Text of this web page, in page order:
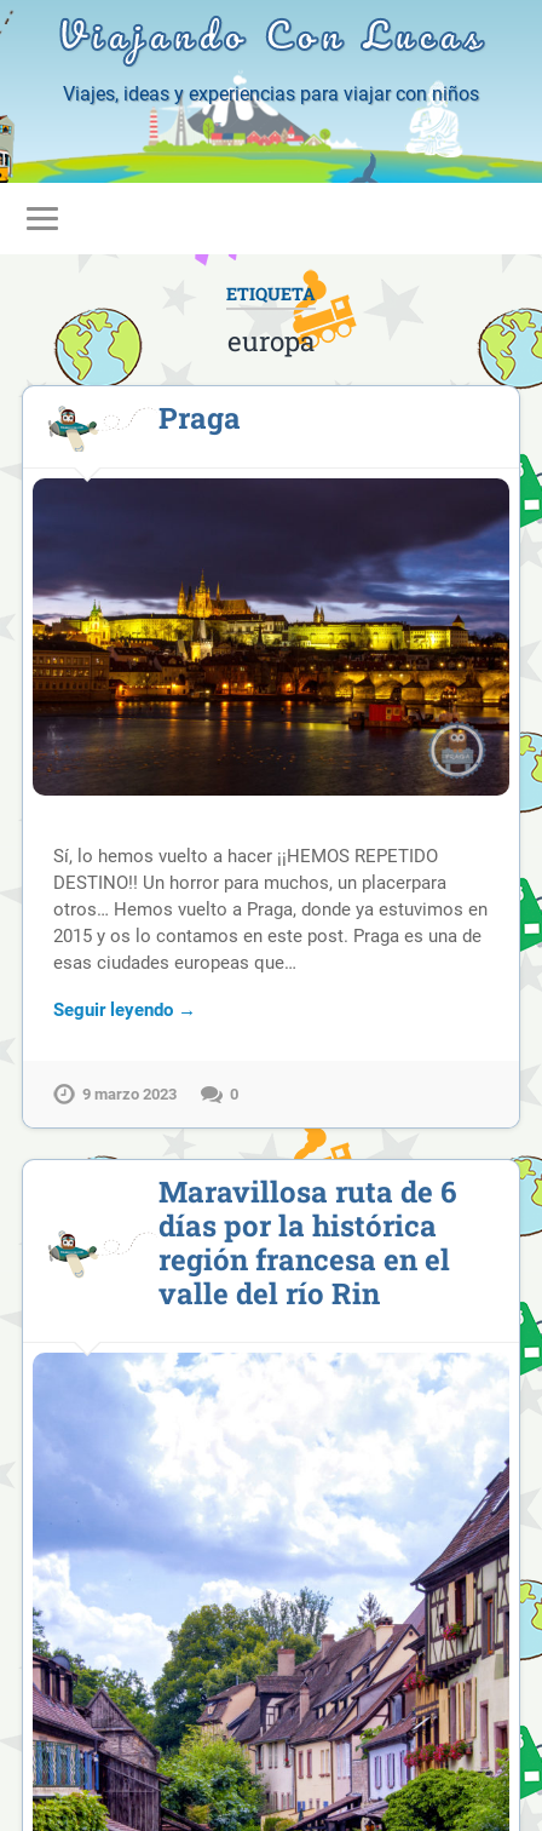
Viajando Con Lucas
Viajes, ideas y experiencias para viajar con niños
ETIQUETA
europa
Praga
Sí, lo hemos vuelto a hacer ¡¡HEMOS REPETIDO
DESTINO!! Un horror para muchos, un placerpara
otros… Hemos vuelto a Praga, donde ya estuvimos en
2015 y os lo contamos en este post. Praga es una de
esas ciudades europeas que…
Seguir leyendo →
9 marzo 2023 0
Maravillosa ruta de 6
días por la histórica
región francesa en el
valle del río Rin